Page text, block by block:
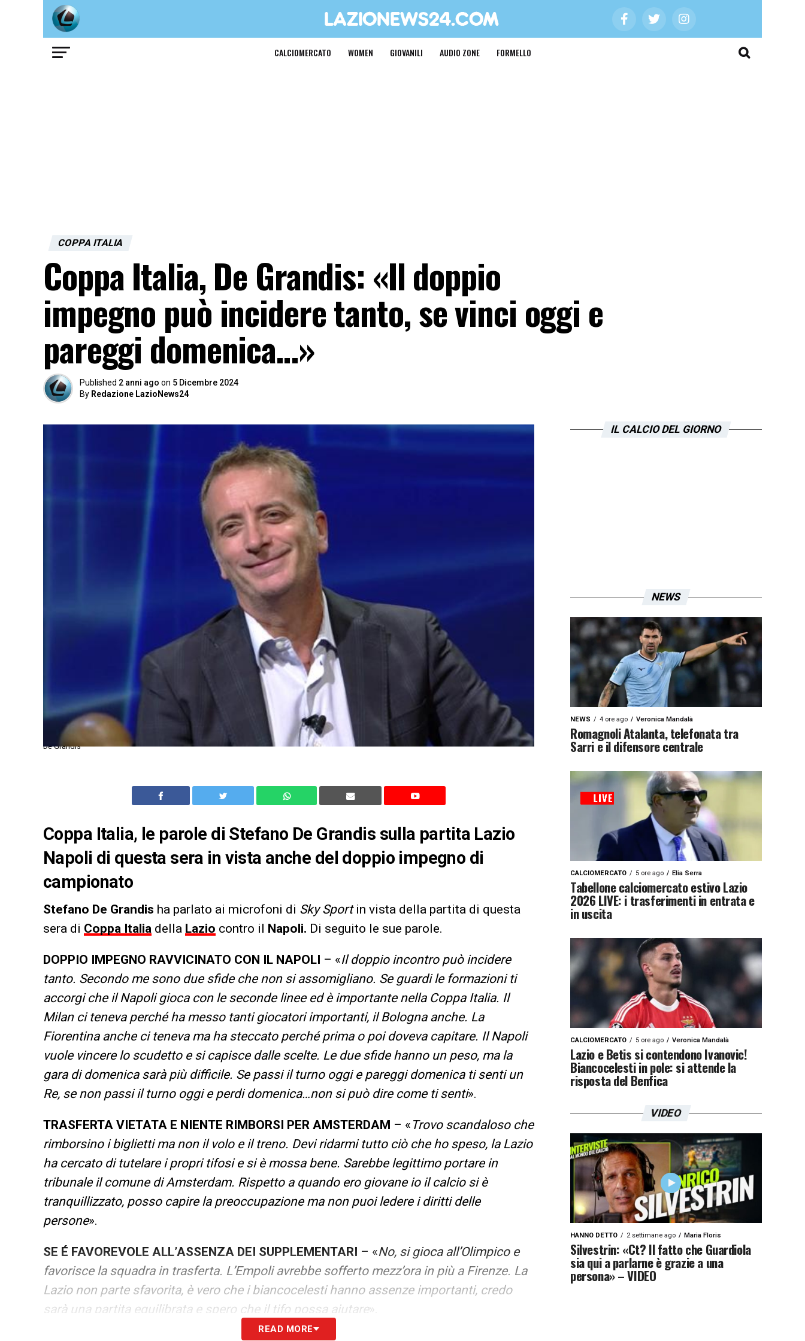
CALCIOMERCATO WOMEN GIOVANILI AUDIO ZONE FORMELLO
COPPA ITALIA
Coppa Italia, De Grandis: «Il doppio
impegno può incidere tanto, se vinci oggi e
pareggi domenica…»
Published 2 anni ago on 5 Dicembre 2024
By Redazione LazioNews24
De Grandis
Coppa Italia, le parole di Stefano De Grandis sulla partita Lazio
Napoli di questa sera in vista anche del doppio impegno di
campionato
Stefano De Grandis ha parlato ai microfoni di Sky Sportin vista della partita di questa
sera di Coppa Italia della Lazio contro il Napoli. Di seguito le sue parole.
DOPPIO IMPEGNO RAVVICINATO CON IL NAPOLI – «Il doppio incontro può incidere
tanto. Secondo me sono due sfide che non si assomigliano. Se guardi le formazioni ti
accorgi che il Napoli gioca con le seconde linee ed è importante nella Coppa Italia. Il
Milan ci teneva perché ha messo tanti giocatori importanti, il Bologna anche. La
Fiorentina anche ci teneva ma ha steccato perché prima o poi doveva capitare. Il Napoli
vuole vincere lo scudetto e si capisce dalle scelte. Le due sfide hanno un peso, ma la
gara di domenica sarà più difficile. Se passi il turno oggi e pareggi domenica ti senti un
Re, se non passi il turno oggi e perdi domenica…non si può dire come ti senti».
TRASFERTA VIETATA E NIENTE RIMBORSI PER AMSTERDAM – « Trovo scandaloso che
rimborsino i biglietti ma non il volo e il treno. Devi ridarmi tutto ciò che ho speso, la Lazio
ha cercato di tutelare i propri tifosi e si è mossa bene. Sarebbe legittimo portare in
tribunale il comune di Amsterdam. Rispetto a quando ero giovane io il calcio si è
tranquillizzato, posso capire la preoccupazione ma non puoi ledere i diritti delle
persone».
SE É FAVOREVOLE ALL’ASSENZA DEI SUPPLEMENTARI – «No, si gioca all’Olimpico e
favorisce la squadra in trasferta. L’Empoli avrebbe sofferto mezz’ora in più a Firenze. La
Lazio non parte sfavorita, è vero che i biancocelesti hanno assenze importanti, credo
sarà una partita equilibrata e spero che il tifo possa aiutare».
READ MORE
IL CALCIO DEL GIORNO
NEWS
NEWS 4 ore ago Veronica Mandalà
Romagnoli Atalanta, telefonata tra
Sarri e il difensore centrale
CALCIOMERCATO 5 ore ago Elia Serra
Tabellone calciomercato estivo Lazio
2026 LIVE: i trasferimenti in entrata e
in uscita
CALCIOMERCATO 5 ore ago Veronica Mandalà
Lazio e Betis si contendono Ivanovic!
Biancocelesti in pole: si attende la
risposta del Benfica
VIDEO
HANNO DETTO 2 settimane ago Maria Floris
Silvestrin: «Ct? Il fatto che Guardiola
sia qui a parlarne è grazie a una
persona» – VIDEO